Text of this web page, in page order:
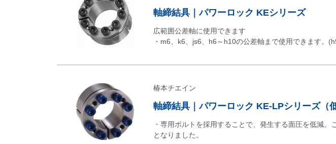
軸締結具｜パワーロック KEシリーズ
広範囲公差軸に使用できます
・m6、k6、js6、h6～h10の公差軸まで使用できます。
椿本チエイン
軸締結具｜パワーロック KE-LPシリーズ（
・専用ボルトを採用することで、発生する面圧を低減
となりました。